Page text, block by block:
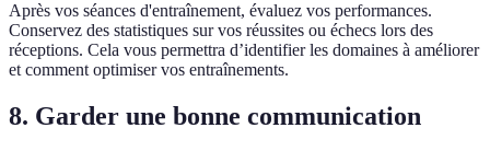
Après vos séances d'entraînement, évaluez vos performances.
Conservez des statistiques sur vos réussites ou échecs lors des
réceptions. Cela vous permettra d’identifier les domaines à améliorer
et comment optimiser vos entraînements.
8. Garder une bonne communication